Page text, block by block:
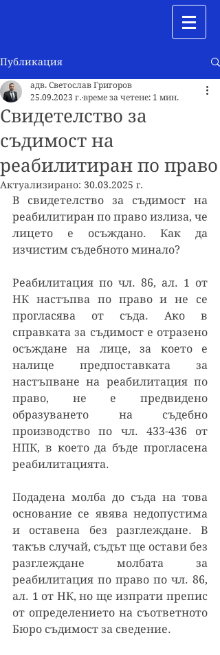
Публикация
Свидетелство за
съдимост на
реабилитиран по право
адв. Светослав Григоров
25.09.2023 г. време за четене: 1 мин.
Актуализирано: 30.03.2025 г.
В свидетелство за съдимост на
реабилитиран по право излиза, че
лицето е осъждано. Как да
изчистим съдебното минало?
Реабилитация по чл. 86, ал. 1 от
НК настъпва по право и не се
прогласява от съда. Ако в
справката за съдимост е отразено
осъждане на лице, за което е
налице предпоставката за
настъпване на реабилитация по
право, не е предвидено
образуването на съдебно
производство по чл. 433-436 от
НПК, в което да бъде прогласена
реабилитацията.
Подадена молба до съда на това
основание се явява недопустима
и оставена без разглеждане. В
такъв случай, съдът ще остави без
разглеждане молбата за
реабилитация по право по чл. 86,
ал. 1 от НК, но ще изпрати препис
от определението на съответното
Бюро съдимост за сведение.